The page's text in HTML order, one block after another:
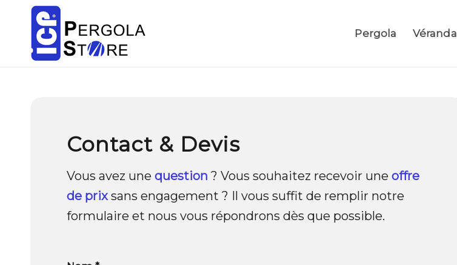
Pergola Véranda
Contact & Devis
Vous avez une question ? Vous souhaitez recevoir une offre
de prixsans engagement ? Il vous suffit de remplir notre
formulaire et nous vous répondrons dès que possible.